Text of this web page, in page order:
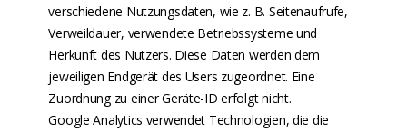
verschiedene Nutzungsdaten, wie z. B. Seitenaufrufe,
Verweildauer, verwendete Betriebssysteme und
Herkunft des Nutzers. Diese Daten werden dem
jeweiligen Endgerät des Users zugeordnet. Eine
Zuordnung zu einer Geräte-ID erfolgt nicht.
Google Analytics verwendet Technologien, die die